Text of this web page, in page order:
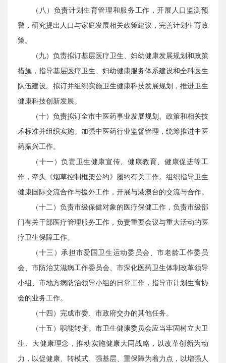
（八）负责计划生育管理和服务工作，开展人口监测预
警，研究提出人口与家庭发展相关政策建议，完善计划生育政
策。
（九）负责拟订基层医疗卫生、妇幼健康发展规划和政策
措施，指导基层医疗卫生、妇幼健康服务体系建设和全科医生
队伍建设。拟订并组织实施卫生健康科技发展规划，推进卫生
健康科技创新发展。
（十）负责拟订全市中医药事业发展规划、政策和相关技
术标准并组织实施。加强中医药行业监督管理，统筹推进中医
药振兴工作。
（十一）负责卫生健康宣传、健康教育、健康促进等工
作，牵头《烟草控制框架公约》履约有关工作。组织指导卫生
健康国际交流合作与援外工作，开展与港澳台的交流与合作。
（十二）负责市级保健对象的医疗保健工作，负责市级部
门有关干部医疗管理服务工作，负责重要会议与重大活动的医
疗卫生保障工作。
（十三）承担市爱国卫生运动委员会、市老龄工作委员
会、市防治艾滋病工作委员会、市深化医药卫生体制改革领导
小组、市地方病防治领导小组的日常工作，指导市计划生育协
会的业务工作。
（十四）完成市委、市政府交办的其他任务。
（十五）职能转变。市卫生健康委员会应当牢固树立大卫
生、大健康理念，推动实施健康大同战略，以改革创新为动
力，以促健康、转模式、强基层、重保障为着力点，以增强人